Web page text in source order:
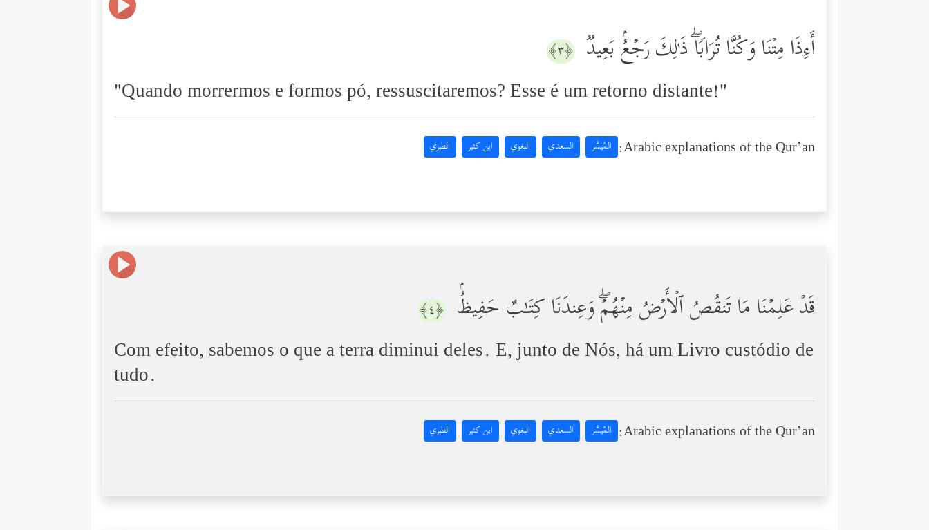
أَءِذَا مِتۡنَا وَكُنَّا تُرَابࣰاۖ ذَ ٰ⁠لِكَ رَجۡعُۢ بَعِیدࣱ ﴿٣﴾
"Quando morrermos e formos pó, ressuscitaremos? Esse é um retorno distante!"
Arabic explanations of the Qur’an: المُيسَّر السعدي البغوي ابن كثير الطبري
قَدۡ عَلِمۡنَا مَا تَنقُصُ ٱلۡأَرۡضُ مِنۡهُمۡۖ وَعِندَنَا كِتَـٰبٌ حَفِیظُۢ ﴿٤﴾
Com efeito, sabemos o que a terra diminui deles. E, junto de Nós, há um Livro custódio de
tudo.
Arabic explanations of the Qur’an: المُيسَّر السعدي البغوي ابن كثير الطبري